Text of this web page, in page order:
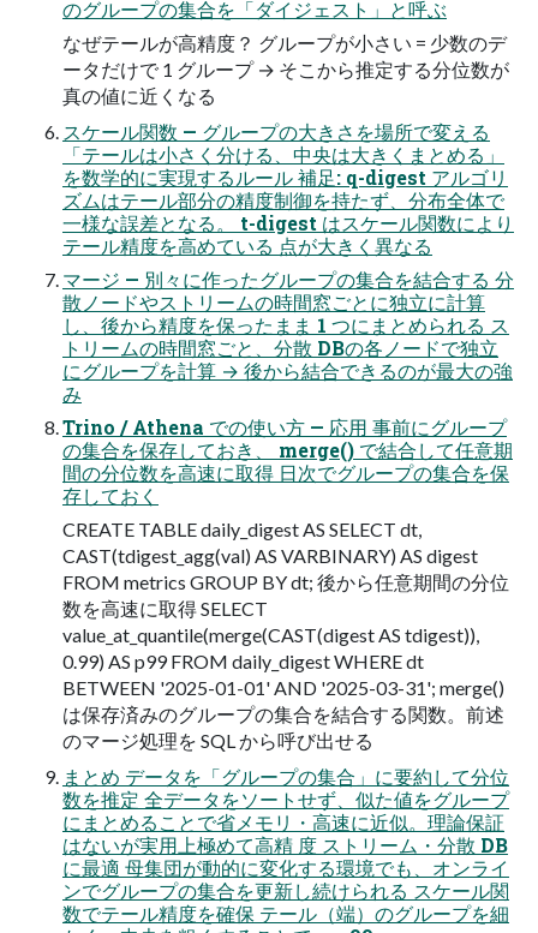
のグループの集合を「ダイジェスト」と呼ぶ
なぜテールが高精度？ グループが小さい = 少数のデ
ータだけで 1 グループ → そこから推定する分位数が
真の値に近くなる
スケール関数 — グループの大きさを場所で変える
「テールは小さく分ける、中央は大きくまとめる」
を数学的に実現するルール 補足: q-digest アルゴリ
ズムはテール部分の精度制御を持たず、分布全体で
一様な誤差となる。 t-digest はスケール関数により
テール精度を高めている 点が大きく異なる
マージ — 別々に作ったグループの集合を結合する 分
散ノードやストリームの時間窓ごとに独立に計算
し、後から精度を保ったまま 1 つにまとめられる ス
トリームの時間窓ごと、分散 DBの各ノードで独立
にグループを計算 → 後から結合できるのが最大の強
み
Trino / Athena での使い方 — 応用 事前にグループ
の集合を保存しておき、 merge() で結合して任意期
間の分位数を高速に取得 日次でグループの集合を保
存しておく
CREATE TABLE daily_digest AS SELECT dt,
CAST(tdigest_agg(val) AS VARBINARY) AS digest
FROM metrics GROUP BY dt; 後から任意期間の分位
数を高速に取得 SELECT
value_at_quantile(merge(CAST(digest AS tdigest)),
0.99) AS p99 FROM daily_digest WHERE dt
BETWEEN '2025-01-01' AND '2025-03-31'; merge()
は保存済みのグループの集合を結合する関数。前述
のマージ処理を SQL から呼び出せる
まとめ データを「グループの集合」に要約して分位
数を推定 全データをソートせず、似た値をグループ
にまとめることで省メモリ・高速に近似。理論保証
はないが実用上極めて高精 度 ストリーム・分散 DB
に最適 母集団が動的に変化する環境でも、オンライ
ンでグループの集合を更新し続けられる スケール関
数でテール精度を確保 テール（端）のグループを細